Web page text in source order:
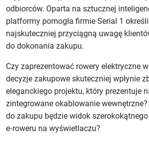
odbiorców. Oparta na sztucznej
platformy pomogła firmie Serial 1
najskuteczniej przyciągną uwagę
do dokonania zakupu.
Czy zaprezentować rowery elektryczne
decyzje zakupowe skuteczniej wpłynie
eleganckiego projektu, który prezentuje
zintegrowane okablowanie
do zakupu będzie widok szerokokątnego
e‑roweru na wyświetlaczu?